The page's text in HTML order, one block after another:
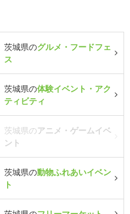
茨城県のグルメ・フードフェ
ス
茨城県の体験イベント・アク
ティビティ
茨城県のアニメ・ゲームイベ
ント
茨城県の動物ふれあいイベン
ト